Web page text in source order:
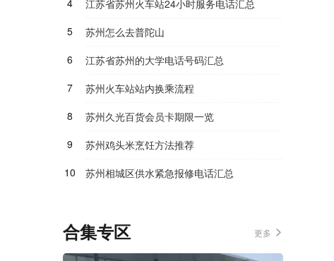
4
江苏省苏州火车站24小时服务电话汇总
5
苏州怎么去普陀山
6
江苏省苏州的大学电话号码汇总
7
苏州火车站站内换乘流程
8
苏州久光百货会员卡期限一览
9
苏州鸡头米烹饪方法推荐
10
苏州相城区供水紧急报修电话汇总
合集专区 更多